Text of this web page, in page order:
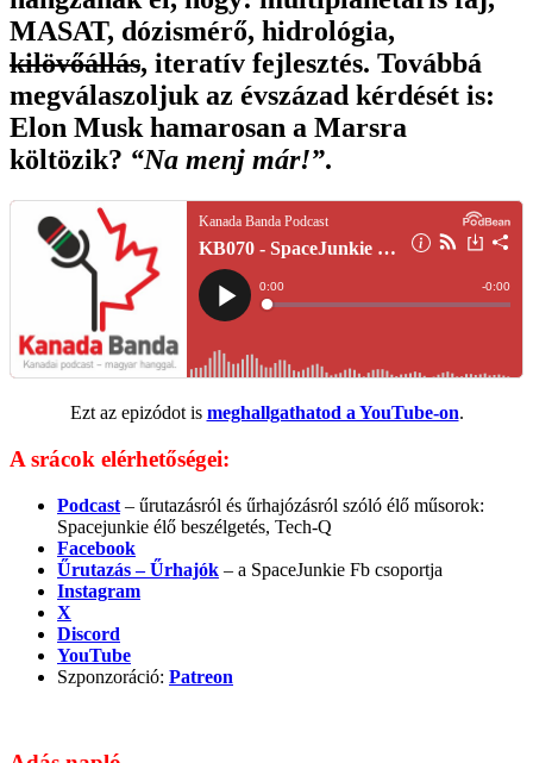
MASAT, dózismérő, hidrológia,
kilövőállás, iteratív fejlesztés. Továbbá
megválaszoljuk az évszázad kérdését is:
Elon Musk hamarosan a Marsra
költözik? “Na menj már!”.
Ezt az epizódot is meghallgathatod a YouTube-on.
A srácok elérhetőségei:
Podcast – űrutazásról és űrhajózásról szóló élő műsorok:
Spacejunkie élő beszélgetés, Tech-Q
Facebook
Űrutazás – Űrhajók – a SpaceJunkie Fb csoportja
Instagram
X
Discord
YouTube
Szponzoráció: Patreon